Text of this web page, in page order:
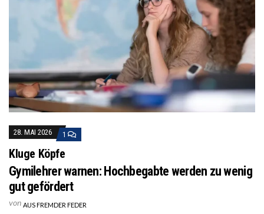
28. MAI 2026 1
Kluge Köpfe
Gymilehrer warnen: Hochbegabte werden zu wenig
gut gefördert
von AUS FREMDER FEDER